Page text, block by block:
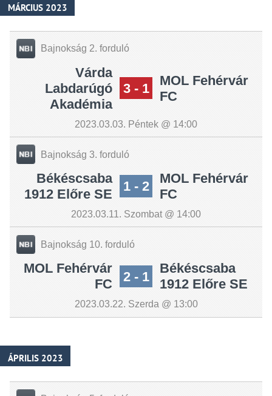
MÁRCIUS 2023
Bajnokság 2. forduló
Várda
Labdarúgó
Akadémia
3 - 1
MOL Fehérvár
FC
2023.03.03. Péntek @ 14:00
Bajnokság 3. forduló
Békéscsaba
1912 Előre SE
1 - 2
MOL Fehérvár
FC
2023.03.11. Szombat @ 14:00
Bajnokság 10. forduló
MOL Fehérvár
FC
2 - 1
Békéscsaba
1912 Előre SE
2023.03.22. Szerda @ 13:00
ÁPRILIS 2023